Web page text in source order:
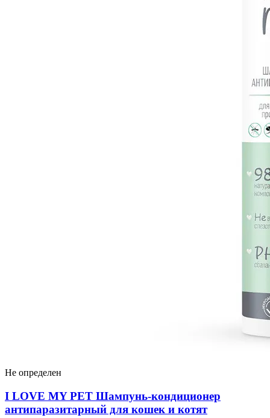
Не определен
I LOVЕ MY PET Шампунь-кондиционер
антипаразитарный для кошек и котят